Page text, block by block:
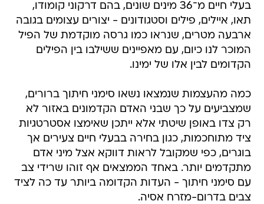
בעלי חיים מ־36 מינים שונים, בהם דרקוני קומודו,
תאו, איילים, פילים וסטגודונים - יצורים עצומים בגובה
ארבעה מטרים, שנראו כמו גרסה מוקדמת של הפיל
המוכר לנו כיום, עם מאפיינים ששילבו בין הפילים
הקדומים לבין אלו של ימינו.
כמה מהעצמות שנמצאו נשאו סימני חיתוך ברורים,
שמצביעים על כך שבני האדם הקדמונים באזור לא
רק צדו באופן שיטתי אלא ייתכן שאימצו אסטרטגיות
ציד מתוחכמות, כגון בחירה בבעלי חיים צעירים אך
בוגרים, כפי שמקובל לראות דווקא אצל מיני אדם
מתקדמים יותר. באחד הממצאים אף זוהו שרידי צב
עם סימני חיתוך - העדות הקדומה ביותר עד כה לציד
צבים בדרום-מזרח אסיה.